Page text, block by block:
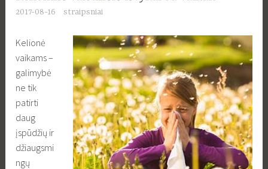
2017-08-16 straipsniai
Kelionė
vaikams –
galimybė
ne tik
patirti
daug
įspūdžių ir
džiaugsmi
ngų